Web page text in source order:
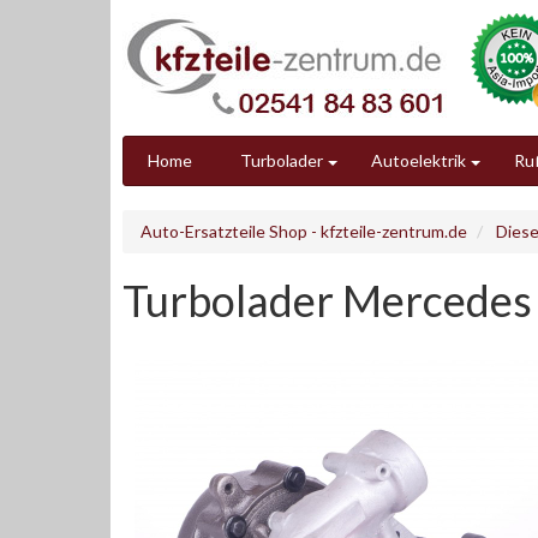
Home Turbolader Autoelektrik
Auto-Ersatzteile Shop - kfzteile-zentrum.de
Turbolader